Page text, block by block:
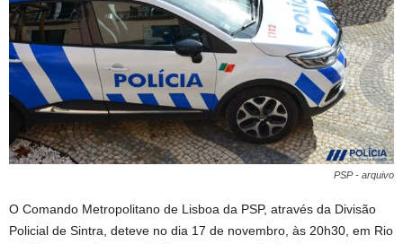
PSP - arquivo
O Comando Metropolitano de Lisboa da PSP, através da Divisão
Policial de Sintra, deteve no dia 17 de novembro, às 20h30, em Rio